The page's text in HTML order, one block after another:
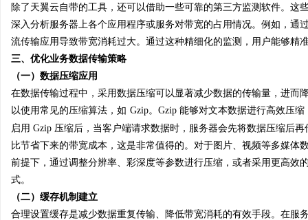
除了天翼云自带的工具，还可以借助一些可靠的第三方监测软件。
深入分析服务器上各个应用程序或服务对带宽的占用情况。例如，
流传输应用导致带宽消耗过大。通过这种精细化的监测，用户能够精
三、优化业务数据传输策略
（一）数据压缩应用
在数据传输过程中，采用数据压缩可以显著减少数据的传输量，进
以使用常见的压缩算法，如 Gzip。Gzip 能够对文本数据进行高效压
启用 Gzip 压缩后，当客户端请求数据时，服务器会先将数据压缩后
比节省下来的带宽成本，这是非常值得的。对于图片、视频等多媒
前提下，通过调整分辨率、彩深度等参数进行压缩，或者采用更高效
式。
（二）缓存机制建立
合理设置缓存是减少数据重复传输、降低带宽消耗的有效手段。在